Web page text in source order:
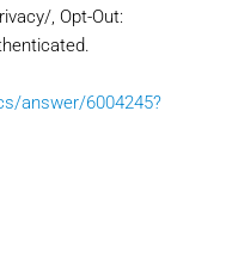
, Opt-Out:
answer/6004245?